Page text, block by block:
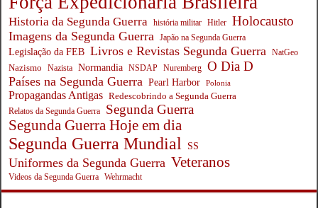
Historia da Segunda Guerra história militar Hitler Holocausto
Imagens da Segunda Guerra Japão na Segunda Guerra
Legislação da FEB Livros e Revistas Segunda Guerra NatGeo
Nazismo Nazista Normandia NSDAP Nuremberg O Dia D
Países na Segunda Guerra Pearl Harbor Polonia
Propagandas Antigas Redescobrindo a Segunda Guerra
Relatos da Segunda Guerra Segunda Guerra
Segunda Guerra Hoje em dia
Segunda Guerra Mundial SS
Uniformes da Segunda Guerra Veteranos
Videos da Segunda Guerra Wehrmacht